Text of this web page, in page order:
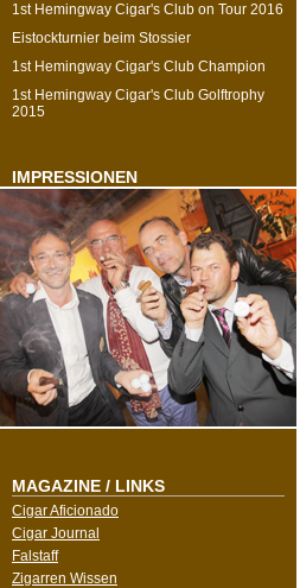
1st Hemingway Cigar's Club on Tour 2016
Eistockturnier beim Stossier
1st Hemingway Cigar's Club Champion
1st Hemingway Cigar's Club Golftrophy
2015
IMPRESSIONEN
MAGAZINE / LINKS
Cigar Aficionado
Cigar Journal
Falstaff
Zigarren Wissen